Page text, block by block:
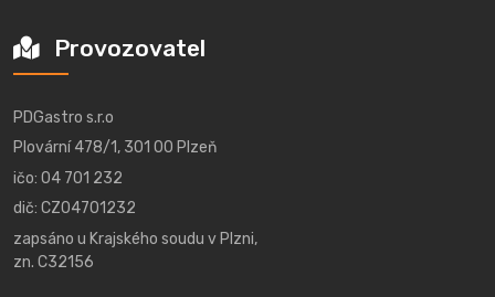
Provozovatel
PDGastro s.r.o
Plovární 478/1, 301 00 Plzeň
ičo: 04 701 232
dič: CZ04701232
zapsáno u Krajského soudu v Plzni,
zn. C32156